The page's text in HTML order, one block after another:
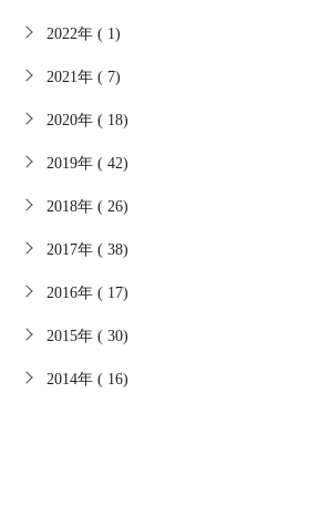
2022年 ( 1)
2021年 ( 7)
2020年 ( 18)
2019年 ( 42)
2018年 ( 26)
2017年 ( 38)
2016年 ( 17)
2015年 ( 30)
2014年 ( 16)